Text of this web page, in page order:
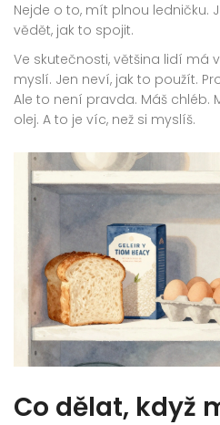
Nejde o to, mít plnou ledničku.
vědět, jak to spojit.
Ve skutečnosti, většina lidí má
myslí. Jen neví, jak to použít.
Ale to není pravda. Máš chléb.
olej. A to je víc, než si myslíš.
Co dělat, když